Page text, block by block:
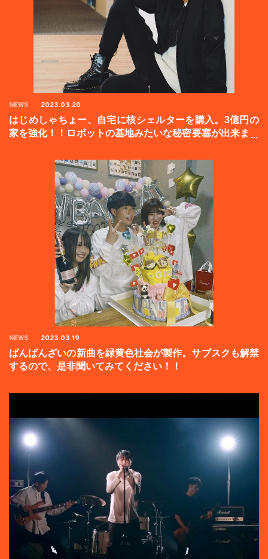
NEWS 2023.03.20
はじめしゃちょー、自宅に核シェルターを購入。3億円の
家を強化！！ロボットの基地みたいな秘密要塞が出来まし
NEWS 2023.03.19
ばんばんざいの新曲を緑黄色社会が製作。サブスクも解禁
するので、是非聞いてみてください！！